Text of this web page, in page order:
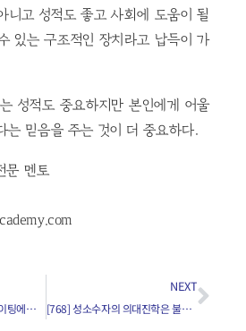
니고 성적도 좋고 사회에 도움이 될
있는 구조적인 장치라고 납득이 가
성적도 중요하지만 본인에게 어울
는 믿음을 주는 것이 더 중요하다.
문 멘토
[766] 5월에는 실제로 웨이팅에서 풀려서 합격이 되나요?
NEXT
[768] 성소수자의 의대진학은 불리한가?